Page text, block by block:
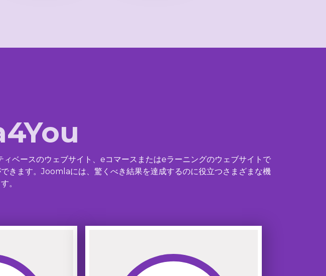
ベースのウェブサイト、eコマースまたはeラーニングのウェブサイトで
きます。Joomlaには、驚くべき結果を達成するのに役立つさまざまな機
。